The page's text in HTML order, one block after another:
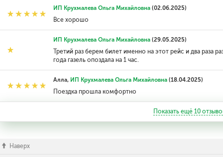
ИП Крухмалева Ольга Михайловна(02.06.2025)
Все хорошо
ИП Крухмалева Ольга Михайловна(29.05.2025)
Третий раз берем билет именно на этот рейс и два раза
года газель опоздала на 1 час.
Алла, ИП Крухмалева Ольга Михайловна(18.04.2025)
Поездка прошла комфортно
Показать ещё 10
Наверх